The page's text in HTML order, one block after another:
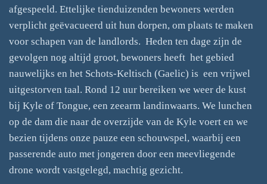
afgespeeld. Ettelijke tienduizenden bewoners werden
verplicht geëvacueerd uit hun dorpen, om plaats te maken
voor schapen van de landlords. Heden ten dage zijn de
gevolgen nog altijd groot, bewoners heeft het gebied
nauwelijks en het Schots-Keltisch (Gaelic) is een vrijwel
uitgestorven taal. Rond 12 uur bereiken we weer de kust
bij Kyle of Tongue, een zeearm landinwaarts. We lunchen
op de dam die naar de overzijde van de Kyle voert en we
bezien tijdens onze pauze een schouwspel, waarbij een
passerende auto met jongeren door een meevliegende
drone wordt vastgelegd, machtig gezicht.